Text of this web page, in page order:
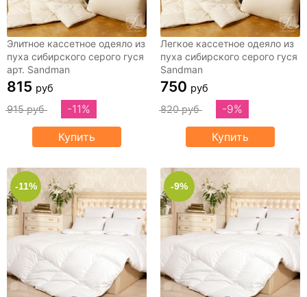
Элитное кассетное одеяло из
пуха сибирского серого гуся
арт. Sandman
815 руб
915 руб
-11%
Купить
Легкое кассетное одеяло из
пуха сибирского серого гуся
Sandman
750 руб
820 руб
-9%
Купить
-11% -9%